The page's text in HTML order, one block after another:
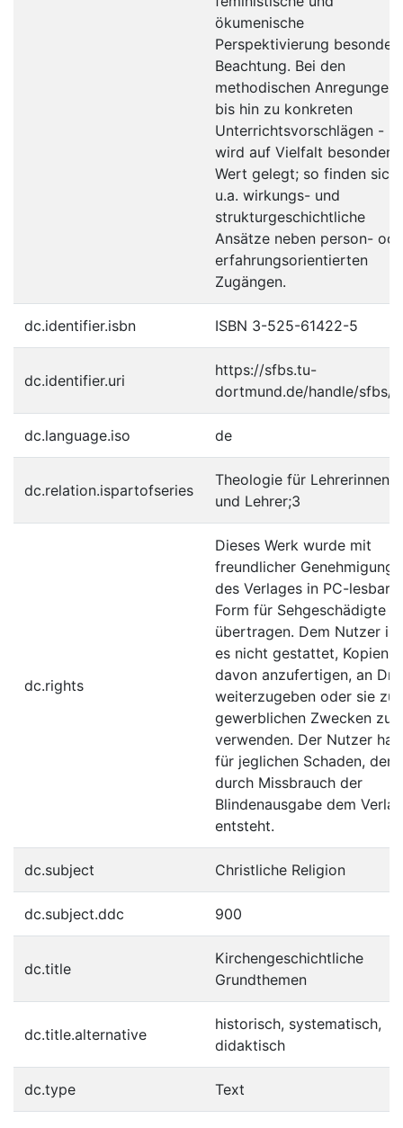
ökumenische
Perspektivierung
Beachtung. Bei den
methodischen Anregungen
bis hin zu konkreten
Unterrichtsvorschlägen -
wird auf Vielfalt
Wert gelegt; so finden sich
u.a. wirkungs- und
strukturgeschichtliche
Ansätze neben person-
erfahrungsorientierten
Zugängen.
dc.identifier.isbn ISBN 3-525-61422-5
dc.identifier.uri
https://sfbs.tu-
dortmund.de/handle/sfbs/
dc.language.iso de
dc.relation.ispartofseries
Theologie für Lehrerinnen
und Lehrer;3
dc.rights
Dieses Werk wurde mit
freundlicher Genehmigung
des Verlages in PC-lesbare
Form für Sehgeschädigte
übertragen. Dem Nutzer ist
es nicht gestattet, Kopien
davon anzufertigen, an
weiterzugeben oder sie zu
gewerblichen Zwecken zu
verwenden. Der Nutzer
für jeglichen Schaden, der
durch Missbrauch der
Blindenausgabe dem Verlag
entsteht.
dc.subject Christliche Religion
dc.subject.ddc 900
dc.title
Kirchengeschichtliche
Grundthemen
dc.title.alternative
historisch, systematisch,
didaktisch
dc.type Text